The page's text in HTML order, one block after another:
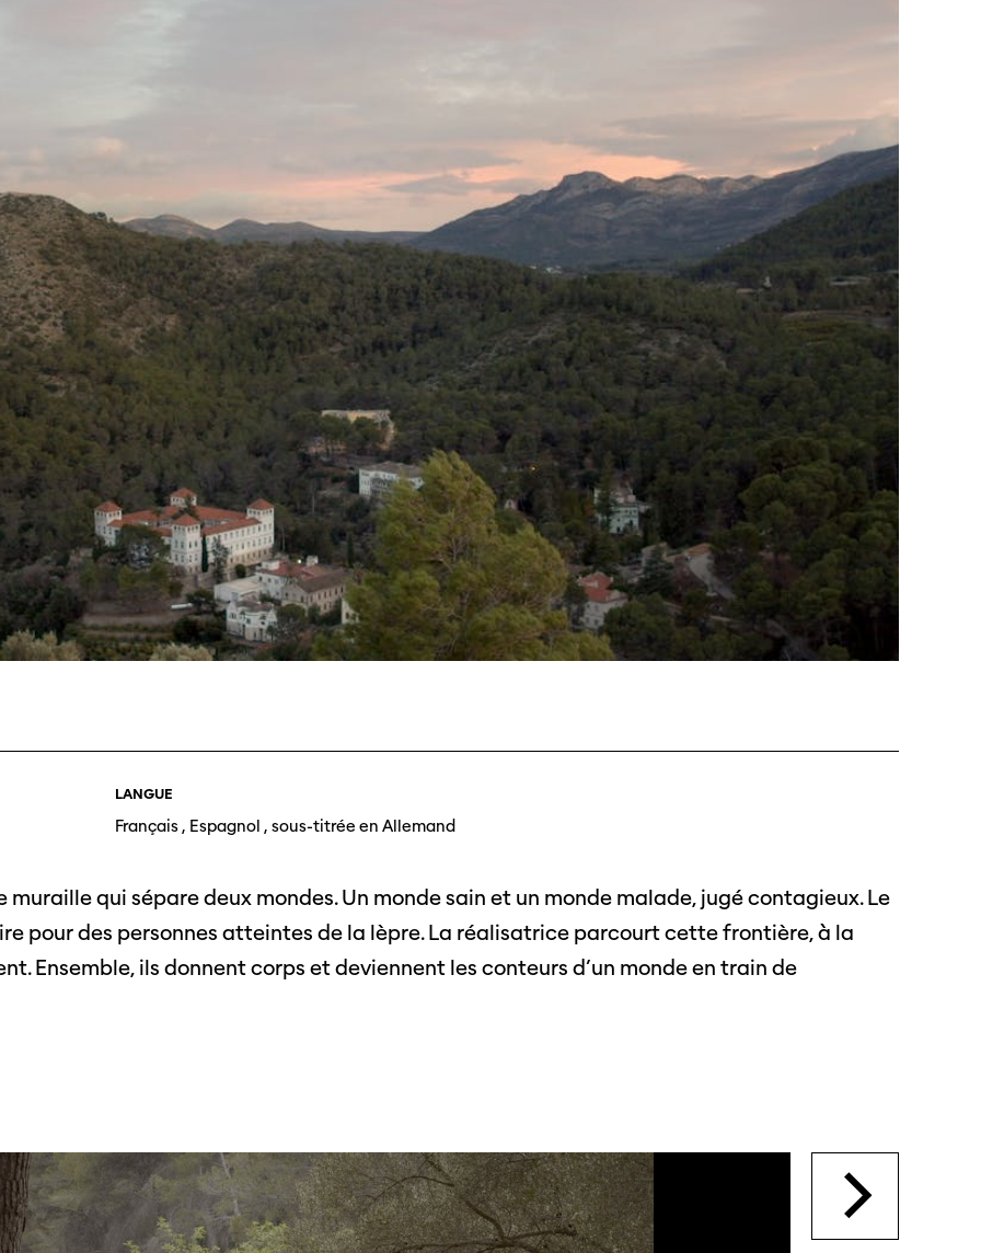
de
Actuel
Magazine
Podcast
Photos du festival
Réseaux sociaux
Instagram
Facebook
Journées de Soleure
À propos
Équipe
Postes
contact
Soutien
Durabilité
Membres
Cinetour
«Panorama
LANGUE
Français , Espagnol , sous-titrée en Allemand
muraille qui sépare deux mondes. Un monde sain et un monde malade, jugé contagieux. Le
pour des personnes atteintes de la lèpre. La réalisatrice parcourt cette frontière, à la
Ensemble, ils donnent corps et deviennent les conteurs d’un monde en train de